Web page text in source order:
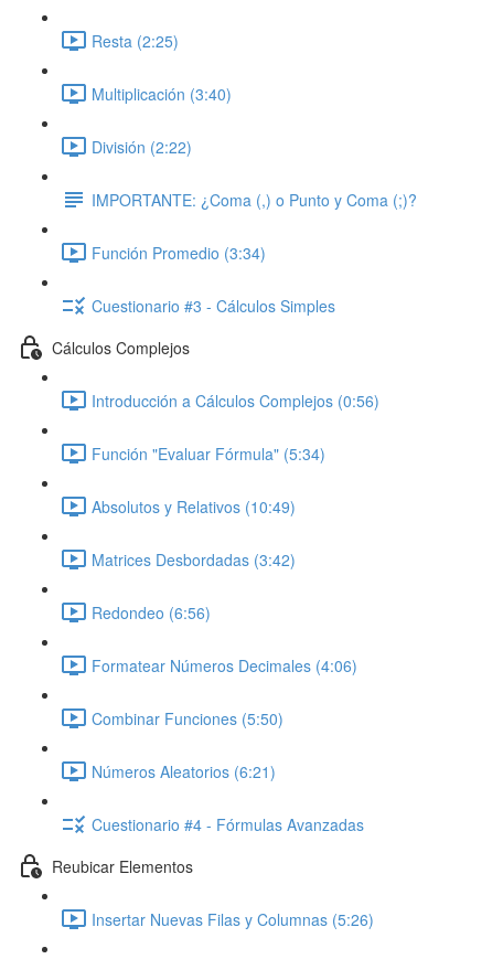
Resta (2:25)
Multiplicación (3:40)
División (2:22)
IMPORTANTE: ¿Coma (,) o Punto y Coma (;)?
Función Promedio (3:34)
Cuestionario #3 - Cálculos Simples
Cálculos Complejos
Introducción a Cálculos Complejos (0:56)
Función "Evaluar Fórmula" (5:34)
Absolutos y Relativos (10:49)
Matrices Desbordadas (3:42)
Redondeo (6:56)
Formatear Números Decimales (4:06)
Combinar Funciones (5:50)
Números Aleatorios (6:21)
Cuestionario #4 - Fórmulas Avanzadas
Reubicar Elementos
Insertar Nuevas Filas y Columnas (5:26)